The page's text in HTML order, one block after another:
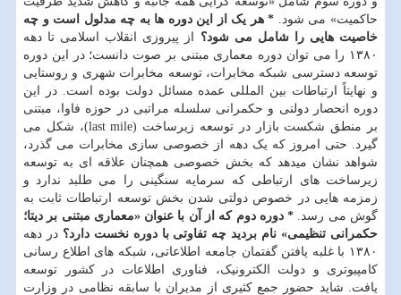
حاکمیت» می شود. * هر یک از این دوره ها به چه مدلول است و چه
خاصیت هایی را شامل می شود؟ از پیروزی انقلاب اسلامی تا دهه
۱۳۸۰ را می توان دوره معماری مبتنی بر صوت دانست؛ در این دوره
توسعه دسترسی شبکه مخابرات، توسعه مخابرات شهری و روستایی
و نهایتاً ارتباطات بین المللی عمده مسائل دولت بوده است. در این
دوره انحصار دولتی و حکمرانی سلسله مراتبی در حوزه فاوا، مبتنی
بر منطق شکست بازار در توسعه زیرساخت (last mile)، شکل می
گیرد. حتی امروز که یک دهه از خصوصی سازی مخابرات می گذرد،
شواهد نشان میدهد که بخش خصوصی همچنان علاقه ای به توسعه
زیرساخت های ارتباطی که سرمایه سنگینی را می طلبد ندارد و
زمزمه هایی در خصوص دولتی شدن بخش توسعه ارتباطات ثابت به
گوش می رسد. * دوره دوم که از آن با عنوان «معماری مبتنی بر دیتا؛
حکمرانی تنظیمی» نام بردید چه تفاوتی با دوره نخست دارد؟ در دهه
۱۳۸۰ با غلبه یافتن گفتمان جامعه اطلاعاتی، شبکه های اطلاع رسانی
کامپیوتری و دولت الکترونیک، فناوری اطلاعات در کشور توسعه
یافت. شاید حضور جمع کثیری از مدیران با سابقه نظامی در وزارت